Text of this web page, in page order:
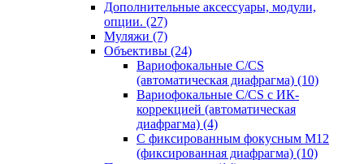
Дополнительные аксессуары, модули,
опции. (27)
Муляжи (7)
Объективы (24)
Вариофокальные C/CS
(автоматическая диафрагма) (10)
Вариофокальные C/CS с ИК-
коррекцией (автоматическая
диафрагма) (4)
С фиксированным фокусным М12
(фиксированная диафрагма) (10)